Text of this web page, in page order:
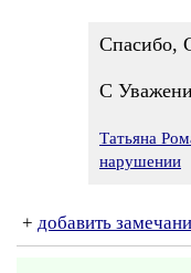
Спасибо,
С
Татьяна
нарушении
+ добавить